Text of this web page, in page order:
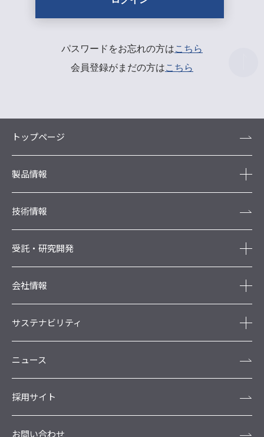
パスワードをお忘れの方はこちら
会員登録がまだの方はこちら
トップページ
製品情報
技術情報
受託・研究開発
会社情報
サステナビリティ
ニュース
採用サイト
お問い合わせ